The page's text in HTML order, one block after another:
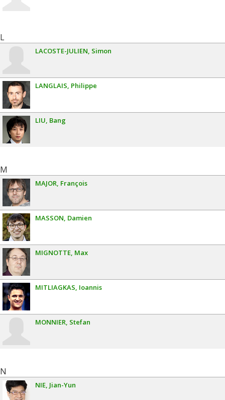
L
LACOSTE-JULIEN Simon
LANGLAIS Philippe
LIU Bang
M
MAJOR François
MASSON Damien
MIGNOTTE Max
MITLIAGKAS Ioannis
MONNIER Stefan
N
NIE Jian-Yun